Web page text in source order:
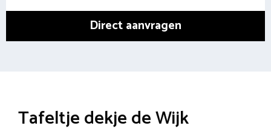
Direct aanvragen
Tafeltje dekje de Wijk